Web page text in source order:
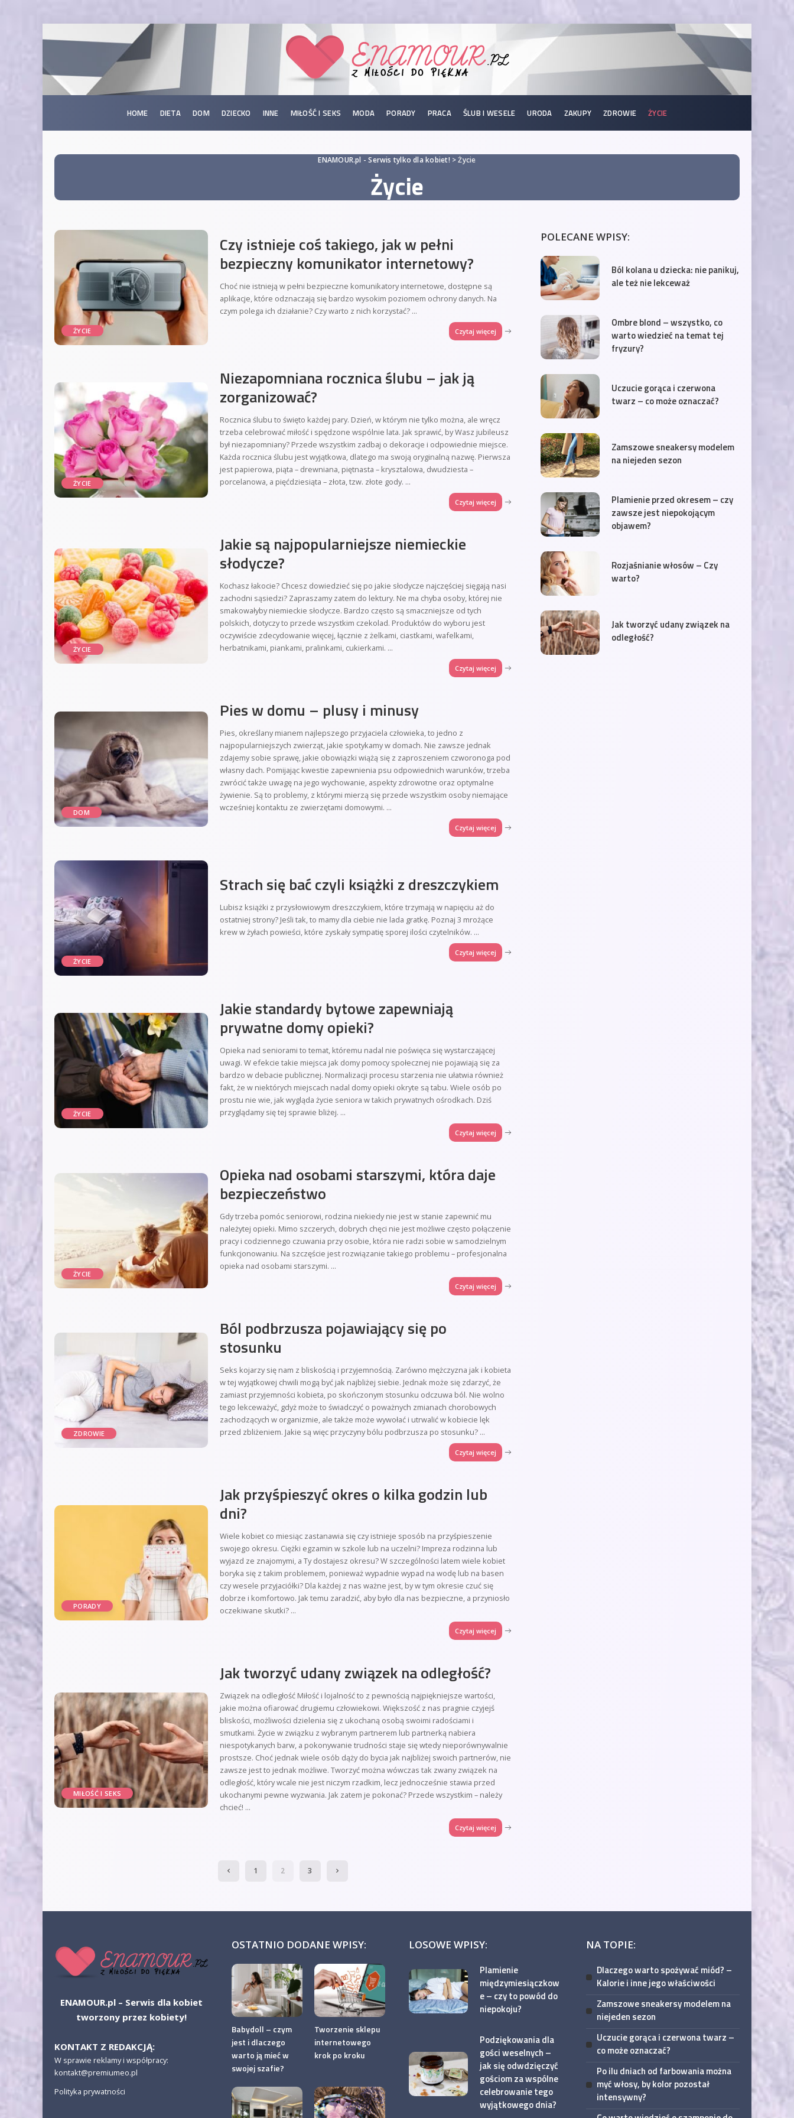
HOME DIETA DOM DZIECKO INNE MIŁOŚĆ I SEKS MODA PORADY PRACA ŚLUB I WESELE URODA ZAKUPY ZDROWIE ŻYCIE
ENAMOUR.pl - Serwis tylko dla kobiet! >Życie
Życie
ŻYCIE
Czy istnieje coś takiego, jak w pełni
bezpieczny komunikator internetowy?
Choć nie istnieją w pełni bezpieczne komunikatory internetowe, dostępne są
aplikacje, które odznaczają się bardzo wysokim poziomem ochrony danych. Na
czym polega ich działanie? Czy warto z nich korzystać? ...
Czytaj więcej
ŻYCIE
Niezapomniana rocznica ślubu – jak ją
zorganizować?
Rocznica ślubu to święto każdej pary. Dzień, w którym nie tylko można, ale wręcz
trzeba celebrować miłość i spędzone wspólnie lata. Jak sprawić, by Wasz jubileusz
był niezapomniany? Przede wszystkim zadbaj o dekoracje i odpowiednie miejsce.
Każda rocznica ślubu jest wyjątkowa, dlatego ma swoją oryginalną nazwę. Pierwsza
jest papierowa, piąta – drewniana, piętnasta – krysztalowa, dwudziesta –
porcelanowa, a pięćdziesiąta – złota, tzw. złote gody. ...
Czytaj więcej
ŻYCIE
Jakie są najpopularniejsze niemieckie
słodycze?
Kochasz łakocie? Chcesz dowiedzieć się po jakie słodycze najczęściej sięgają nasi
zachodni sąsiedzi? Zapraszamy zatem do lektury. Ne ma chyba osoby, której nie
smakowałyby niemieckie słodycze. Bardzo często są smaczniejsze od tych
polskich, dotyczy to przede wszystkim czekolad. Produktów do wyboru jest
oczywiście zdecydowanie więcej, łącznie z żelkami, ciastkami, wafelkami,
herbatnikami, piankami, pralinkami, cukierkami. ...
Czytaj więcej
DOM
Pies w domu – plusy i minusy
Pies, określany mianem najlepszego przyjaciela człowieka, to jedno z
najpopularniejszych zwierząt, jakie spotykamy w domach. Nie zawsze jednak
zdajemy sobie sprawę, jakie obowiązki wiążą się z zaproszeniem czworonoga pod
własny dach. Pomijając kwestie zapewnienia psu odpowiednich warunków, trzeba
zwrócić także uwagę na jego wychowanie, aspekty zdrowotne oraz optymalne
żywienie. Są to problemy, z którymi mierzą się przede wszystkim osoby niemające
wcześniej kontaktu ze zwierzętami domowymi. ...
Czytaj więcej
ŻYCIE
Strach się bać czyli książki z dreszczykiem
Lubisz książki z przysłowiowym dreszczykiem, które trzymają w napięciu aż do
ostatniej strony? Jeśli tak, to mamy dla ciebie nie lada gratkę. Poznaj 3 mrożące
krew w żyłach powieści, które zyskały sympatię sporej ilości czytelników. ...
Czytaj więcej
ŻYCIE
Jakie standardy bytowe zapewniają
prywatne domy opieki?
Opieka nad seniorami to temat, któremu nadal nie poświęca się wystarczającej
uwagi. W efekcie takie miejsca jak domy pomocy społecznej nie pojawiają się za
bardzo w debacie publicznej. Normalizacji procesu starzenia nie ułatwia również
fakt, że w niektórych miejscach nadal domy opieki okryte są tabu. Wiele osób po
prostu nie wie, jak wygląda życie seniora w takich prywatnych ośrodkach. Dziś
przyglądamy się tej sprawie bliżej. ...
Czytaj więcej
ŻYCIE
Opieka nad osobami starszymi, która daje
bezpieczeństwo
Gdy trzeba pomóc seniorowi, rodzina niekiedy nie jest w stanie zapewnić mu
należytej opieki. Mimo szczerych, dobrych chęci nie jest możliwe często połączenie
pracy i codziennego czuwania przy osobie, która nie radzi sobie w samodzielnym
funkcjonowaniu. Na szczęście jest rozwiązanie takiego problemu – profesjonalna
opieka nad osobami starszymi. ...
Czytaj więcej
ZDROWIE
Ból podbrzusza pojawiający się po
stosunku
Seks kojarzy się nam z bliskością i przyjemnością. Zarówno mężczyzna jak i kobieta
w tej wyjątkowej chwili mogą być jak najbliżej siebie. Jednak może się zdarzyć, że
zamiast przyjemności kobieta, po skończonym stosunku odczuwa ból. Nie wolno
tego lekceważyć, gdyż może to świadczyć o poważnych zmianach chorobowych
zachodzących w organizmie, ale także może wywołać i utrwalić w kobiecie lęk
przed zbliżeniem. Jakie są więc przyczyny bólu podbrzusza po stosunku? ...
Czytaj więcej
PORADY
Jak przyśpieszyć okres o kilka godzin lub
dni?
Wiele kobiet co miesiąc zastanawia się czy istnieje sposób na przyśpieszenie
swojego okresu. Ciężki egzamin w szkole lub na uczelni? Impreza rodzinna lub
wyjazd ze znajomymi, a Ty dostajesz okresu? W szczególności latem wiele kobiet
boryka się z takim problemem, ponieważ wypadnie wypad na wodę lub na basen
czy wesele przyjaciółki? Dla każdej z nas ważne jest, by w tym okresie czuć się
dobrze i komfortowo. Jak temu zaradzić, aby było dla nas bezpieczne, a przyniosło
oczekiwane skutki? ...
Czytaj więcej
MIŁOŚĆ I SEKS
Jak tworzyć udany związek na odległość?
Związek na odległość Miłość i lojalność to z pewnością najpiękniejsze wartości,
jakie można ofiarować drugiemu człowiekowi. Większość z nas pragnie czyjejś
bliskości, możliwości dzielenia się z ukochaną osobą swoimi radościami i
smutkami. Życie w związku z wybranym partnerem lub partnerką nabiera
niespotykanych barw, a pokonywanie trudności staje się wtedy nieporównywalnie
prostsze. Choć jednak wiele osób dąży do bycia jak najbliżej swoich partnerów, nie
zawsze jest to jednak możliwe. Tworzyć można wówczas tak zwany związek na
odległość, który wcale nie jest niczym rzadkim, lecz jednocześnie stawia przed
ukochanymi pewne wyzwania. Jak zatem je pokonać? Przede wszystkim – należy
chcieć! ...
Czytaj więcej
1 2 3
POLECANE WPISY:
Ból kolana u dziecka: nie panikuj,
ale też nie lekceważ
Ombre blond – wszystko, co
warto wiedzieć na temat tej
fryzury?
Uczucie gorąca i czerwona
twarz – co może oznaczać?
Zamszowe sneakersy modelem
na niejeden sezon
Plamienie przed okresem – czy
zawsze jest niepokojącym
objawem?
Rozjaśnianie włosów – Czy
warto?
Jak tworzyć udany związek na
odległość?
ENAMOUR.pl – Serwis dla kobiet
tworzony przez kobiety!
KONTAKT Z REDAKCJĄ:
W sprawie reklamy i współpracy:
kontakt@premiumeo.pl
Polityka prywatności
OSTATNIO DODANE WPISY:
Babydoll – czym
jest i dlaczego
warto ją mieć w
swojej szafie?
Tworzenie sklepu
internetowego
krok po kroku
LOSOWE WPISY:
Plamienie
międzymiesiączkow
e – czy to powód do
niepokoju?
Podziękowania dla
gości weselnych –
jak się odwdzięczyć
gościom za wspólne
celebrowanie tego
wyjątkowego dnia?
NA TOPIE:
Dlaczego warto spożywać miód? –
Kalorie i inne jego właściwości
Zamszowe sneakersy modelem na
niejeden sezon
Uczucie gorąca i czerwona twarz –
co może oznaczać?
Po ilu dniach od farbowania można
myć włosy, by kolor pozostał
intensywny?